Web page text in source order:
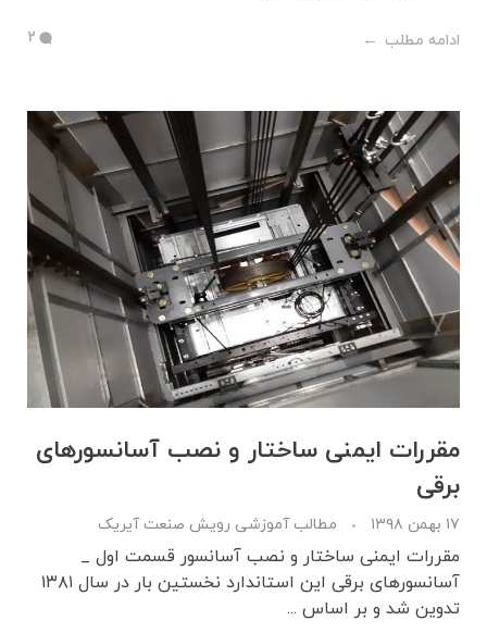
ادامه مطلب 2
مقررات ایمنی ساختار و نصب آسانسورهای
برقی
۱۷ بهمن ۱۳۹۸ مطالب آموزشی رویش صنعت آیریک
مقررات ایمنی ساختار و نصب آسانسور قسمت اول _
آسانسورهای برقی این استاندارد نخستین بار در سال ۱۳۸۱
تدوین شد و بر اساس ...